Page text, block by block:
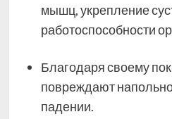
мышц, укрепление
работоспособности
Благодаря своему
повреждают
падении.